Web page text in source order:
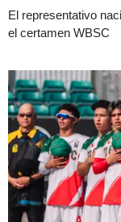
El representativo
el certamen WBSC